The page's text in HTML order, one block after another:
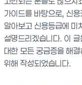
가이드를 바탕으로, 신
알아보고 신용등급에 미
설명드리겠습니다. 이
대한 모든 궁금증을 해
위해 작성되었습니다.